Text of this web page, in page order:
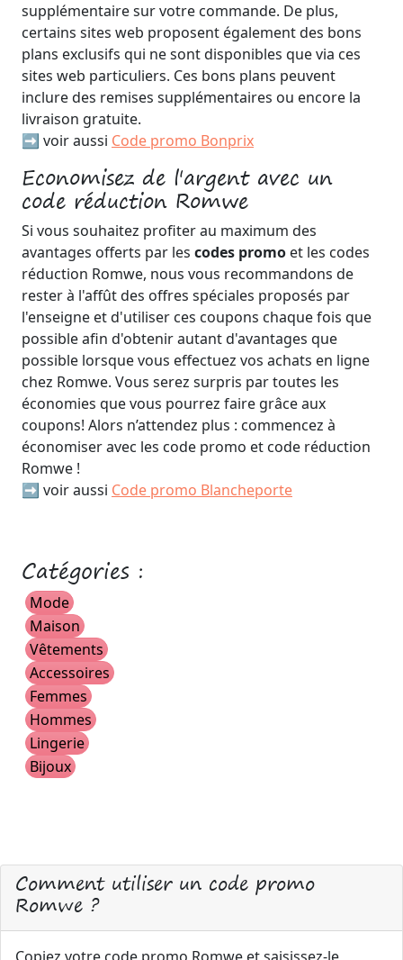
supplémentaire sur votre commande. De plus,
certains sites web proposent également des bons
plans exclusifs qui ne sont disponibles que via ces
sites web particuliers. Ces bons plans peuvent
inclure des remises supplémentaires ou encore la
livraison gratuite.
➡️ voir aussi Code promo Bonprix
Economisez de l'argent avec un
code réduction Romwe
Si vous souhaitez profiter au maximum des
avantages offerts par les codes promo et les codes
réduction Romwe, nous vous recommandons de
rester à l'affût des offres spéciales proposés par
l'enseigne et d'utiliser ces coupons chaque fois que
possible afin d'obtenir autant d'avantages que
possible lorsque vous effectuez vos achats en ligne
chez Romwe. Vous serez surpris par toutes les
économies que vous pourrez faire grâce aux
coupons! Alors n’attendez plus : commencez à
économiser avec les code promo et code réduction
Romwe !
➡️ voir aussi Code promo Blancheporte
Catégories :
Mode
Maison
Vêtements
Accessoires
Femmes
Hommes
Lingerie
Bijoux
Comment utiliser un code promo
Romwe ?